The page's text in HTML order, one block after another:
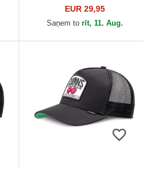
HFT DNC 3.0 Hairy Suede
no Djinns
EUR 29,95
Saņem to rīt, 11. Aug.